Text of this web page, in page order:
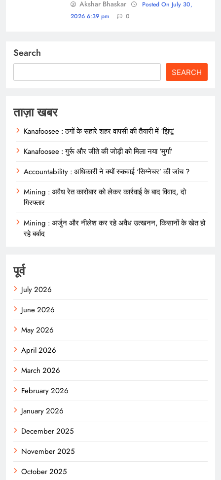
Akshar Bhaskar
Posted On July 30,
2026 6:39 pm
0
Search
SEARCH
ताज़ा खबर
Kanafoosee : ठगों के सहारे शहर वापसी की तैयारी में ‘झिंपू’
Kanafoosee : गुर्रू और जीते की जोड़ी को मिला नया ‘मुर्गा’
Accountability : अधिकारी ने क्यों रुकवाई ‘सिग्नेचर’ की जांच ?
Mining : अवैध रेत कारोबार को लेकर कार्रवाई के बाद विवाद, दो
गिरफ्तार
Mining : अर्जुन और नीलेश कर रहे अवैध उत्खनन, किसानों के खेत हो
रहे बर्बाद
पूर्व
July 2026
June 2026
May 2026
April 2026
March 2026
February 2026
January 2026
December 2025
November 2025
October 2025